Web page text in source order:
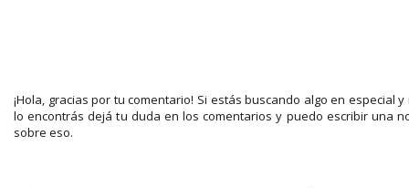
¡Hola, gracias por tu comentario! Si estás buscando algo en especial y
lo encontrás dejá tu duda en los comentarios y puedo escribir una
sobre eso.